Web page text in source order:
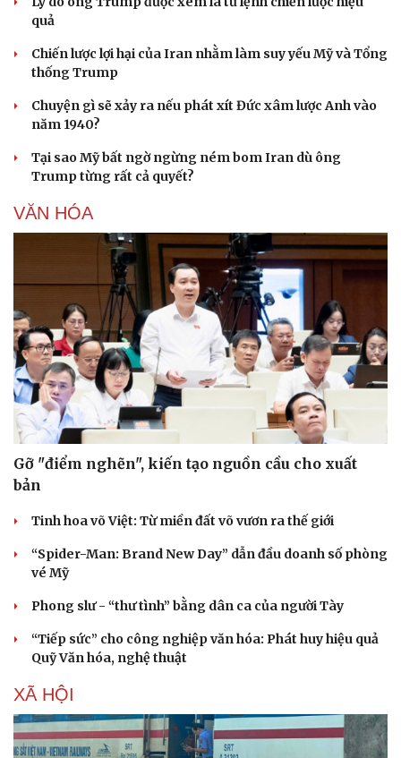
Sức khỏe
Đời sống
quả
Chiến lược lợi hại của Iran nhằm làm suy yếu Mỹ và Tổng
thống Trump
Chuyện gì sẽ xảy ra nếu phát xít Đức xâm lược Anh vào
năm 1940?
Tại sao Mỹ bất ngờ ngừng ném bom Iran dù ông
Trump từng rất cả quyết?
VĂN HÓA
Gỡ "điểm nghẽn", kiến tạo nguồn cầu cho xuất
bản
Tinh hoa võ Việt: Từ miền đất võ vươn ra thế giới
“Spider-Man: Brand New Day” dẫn đầu doanh số phòng
vé Mỹ
Phong slư - “thư tình” bằng dân ca của người Tày
“Tiếp sức” cho công nghiệp văn hóa: Phát huy hiệu quả
Quỹ Văn hóa, nghệ thuật
XÃ HỘI